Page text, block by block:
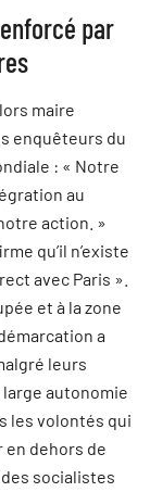
par
maire
enquêteurs du
: « Notre
au
action. »
qu’il n’existe
avec Paris ».
et à la zone
a
leurs
large autonomie
les volontés qui
en dehors de
socialistes